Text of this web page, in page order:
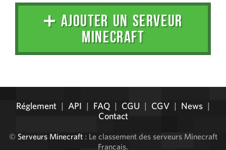
➕ AJOUTER UN SERVEUR
MINECRAFT
Réglement | API | FAQ | CGU | CGV | News |
Contact
© Serveurs Minecraft: Le classement des serveurs Minecraft
Français.